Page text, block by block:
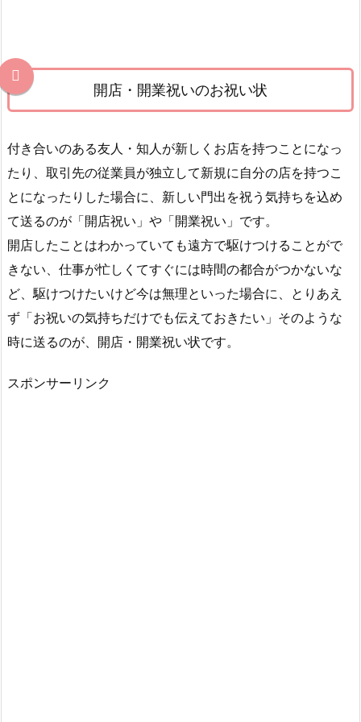
開店・開業祝いのお祝い状
付き合いのある友人・知人が新しくお店を持つことになっ
たり、取引先の従業員が独立して新規に自分の店を持つこ
とになったりした場合に、新しい門出を祝う気持ちを込め
て送るのが「開店祝い」や「開業祝い」です。
開店したことはわかっていても遠方で駆けつけることがで
きない、仕事が忙しくてすぐには時間の都合がつかないな
ど、駆けつけたいけど今は無理といった場合に、とりあえ
ず「お祝いの気持ちだけでも伝えておきたい」そのような
時に送るのが、開店・開業祝い状です。
スポンサーリンク